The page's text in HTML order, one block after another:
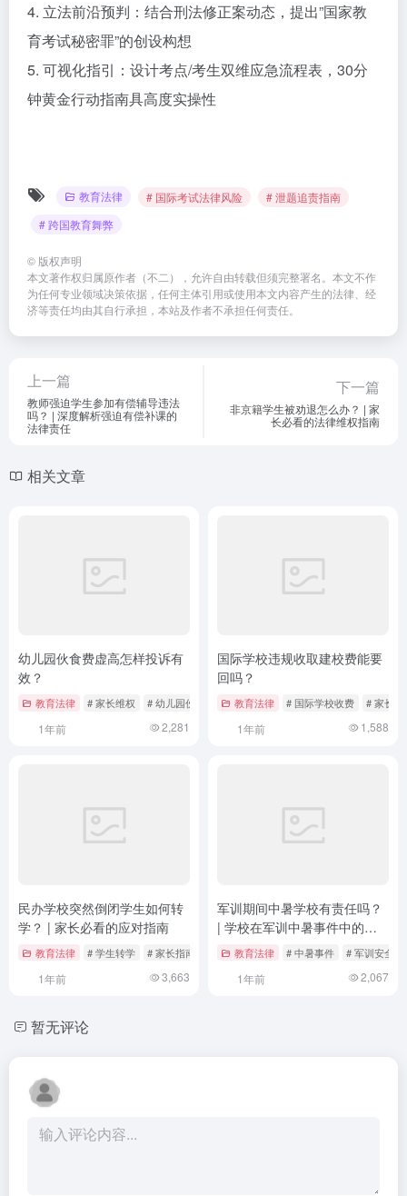
4. 立法前沿预判：结合刑法修正案动态，提出”国家教
育考试秘密罪”的创设构想
5. 可视化指引：设计考点/考生双维应急流程表，30分
钟黄金行动指南具高度实操性
教育法律 # 国际考试法律风险
# 泄题追责指南
# 跨国教育舞弊
© 版权声明
本文著作权归属原作者（不二），允许自由转载但须完整署名。本文不作
为任何专业领域决策依据，任何主体引用或使用本文内容产生的法律、经
济等责任均由其自行承担，本站及作者不承担任何责任。
上一篇
教师强迫学生参加有偿辅导违法
吗？ | 深度解析强迫有偿补课的
法律责任
下一篇
非京籍学生被劝退怎么办？ | 家
长必看的法律维权指南
相关文章
幼儿园伙食费虚高怎样投诉有
效？
教育法律 # 家长维权 # 幼儿园伙食费 # 投诉渠道
1年前 2,281
国际学校违规收取建校费能要
回吗？
教育法律 # 国际学校收费 # 家长
1年前 1,588
民办学校突然倒闭学生如何转
学？ | 家长必看的应对指南
教育法律 # 学生转学 # 家长指南 # 案例分析
1年前 3,663
军训期间中暑学校有责任吗？
| 学校在军训中暑事件中的法
律责任探讨
教育法律 # 中暑事件 # 军训安全
1年前 2,067
暂无评论